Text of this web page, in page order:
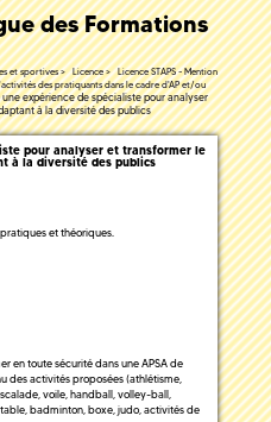
des Formations
et sportives Licence
Licence STAPS - Mention
des pratiquants dans le cadre d'AP et/ou
une expérience de spécialiste pour analyser
à la diversité des publics
pour analyser et transformer le
à la diversité des publics
et théoriques.
en toute sécurité dans une APSA de
des activités proposées (athlétisme,
voile, handball, volley-ball,
badminton, boxe, judo, activités de